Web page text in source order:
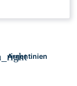
Argentinien